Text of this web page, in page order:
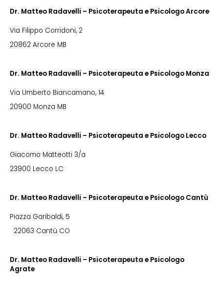
Dr. Matteo Radavelli – Psicoterapeuta e Psicologo Arcore
Via Filippo Corridoni, 2
20862 Arcore MB
Dr. Matteo Radavelli – Psicoterapeuta e Psicologo Monza
Via Umberto Biancamano, 14
20900 Monza MB
Dr. Matteo Radavelli – Psicoterapeuta e Psicologo Lecco
Giacomo Matteotti 3/a
23900 Lecco LC
Dr. Matteo Radavelli – Psicoterapeuta e Psicologo Cantù
Piazza Garibaldi, 5
22063 Cantù CO
Dr. Matteo Radavelli – Psicoterapeuta e Psicologo
Agrate